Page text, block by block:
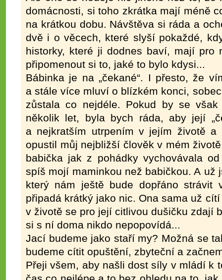
domácnosti, si toho zkrátka mají méně
na krátkou dobu. Návštěva si ráda a
dvě i o věcech, které slyší pokaždé,
historky, které ji dodnes baví, mají
připomenout si to, jaké to bylo kdysi...
Bábinka je na „čekané“. I přesto, že
a stále více mluví o blízkém konci,
zůstala co nejdéle. Pokud by se
několik let, byla bych ráda, aby její
a nejkratším utrpením v jejím životě
opustil můj nejbližší člověk v mém
babička jak z pohádky vychovávala
spíš mojí maminkou než babičkou. A už
který nám ještě bude dopřáno strávit
připadá krátký jako nic. Ona sama už
v životě se pro její citlivou dušičku zdají
si s ní doma nikdo nepopovídá...
Jací budeme jako staří my? Možná se
budeme cítit opuštění, zbyteční a
Přeji všem, aby našli dost síly v mládí k